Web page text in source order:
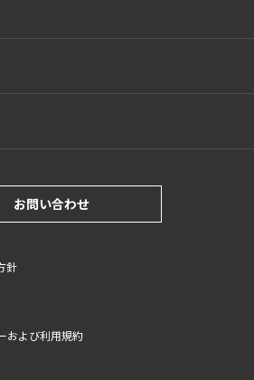
お問い合わせ
針
および利用規約